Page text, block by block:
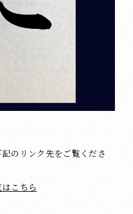
のリンク先をご覧くださ
こちら